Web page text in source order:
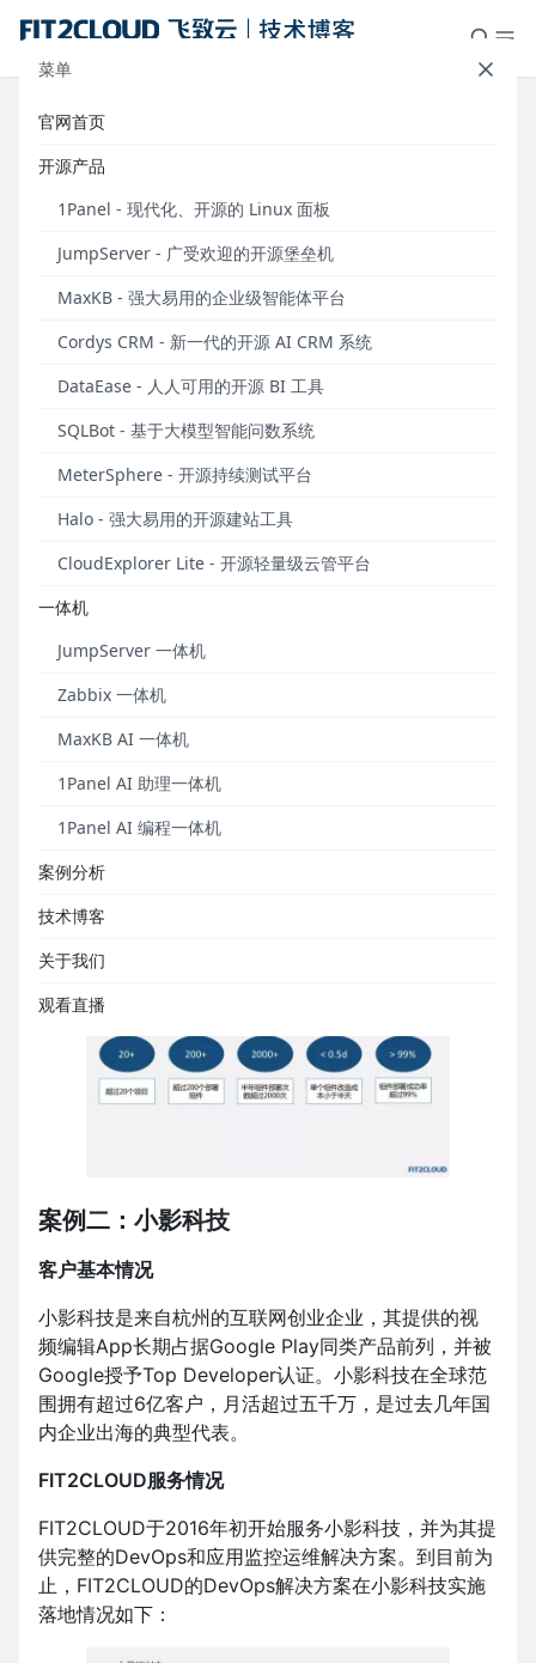
菜单
官网首页
开源产品
1Panel - 现代化、开源的 Linux 面板
JumpServer - 广受欢迎的开源堡垒机
MaxKB - 强大易用的企业级智能体平台
Cordys CRM - 新一代的开源 AI CRM 系统
DataEase - 人人可用的开源 BI 工具
SQLBot - 基于大模型智能问数系统
MeterSphere - 开源持续测试平台
Halo - 强大易用的开源建站工具
CloudExplorer Lite - 开源轻量级云管平台
一体机
JumpServer 一体机
Zabbix 一体机
MaxKB AI 一体机
1Panel AI 助理一体机
1Panel AI 编程一体机
案例分析
技术博客
关于我们
观看直播
关于DevOps，我们不看广告看疗效
发布于 2016年11月29日
作为互联网最为火热的理念之一，DevOps得到了越来
地实践，我们也一直在布道自己对此的理解和落地建
议方案。非常有幸，我们在过去一年能够为多家客户
服务并落地我们的完整DevOps解决方案。这里，让我
们一起分享这些案例的最终效果和我们对此的体会和
案例一：证通股份
客户基本情况
证通股份致力于为券商提供互联网化IT基础设施，为券
商行业提供通联通汇、支付、客户认证以及理财等IT服
以高标准建设IT基础设施及业务开发支撑环境。证通股
份拥有自己的高标准数据中心，部署私有云及虚拟化
DevOps解决方案，并成功实施落地。到目前为止，
FIT2CLOUD DevOps解决方案在证通内部的实施落地
案例二：小影科技
客户基本情况
小影科技是来自杭州的互联网创业企业，其提供的视
频编辑App长期占据Google Play同类产品前列，并被
Google授予Top Developer认证。小影科技在全球范
围拥有超过6亿客户，月活超过五千万，是过去几年国
内企业出海的典型代表。
FIT2CLOUD服务情况
FIT2CLOUD于2016年初开始服务小影科技，并为其提
供完整的DevOps和应用监控运维解决方案。到目前为
止，FIT2CLOUD的DevOps解决方案在小影科技实施
落地情况如下：